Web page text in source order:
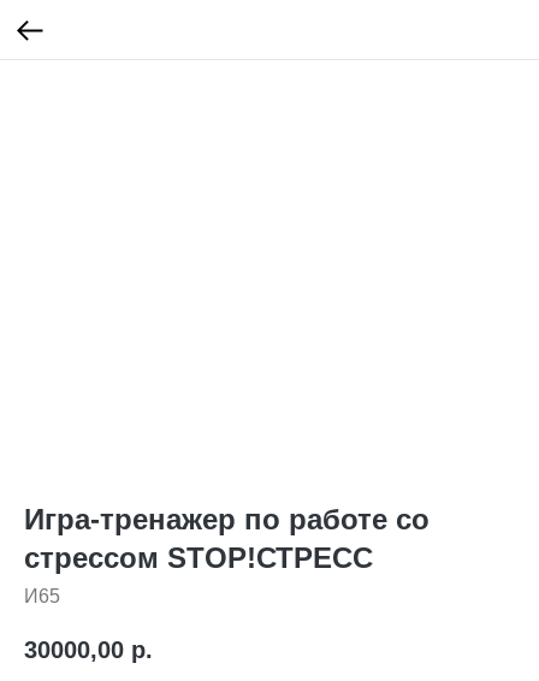
Игра-тренажер по работе со
стрессом STOP!СТРЕСС
И65
30000,00 р.